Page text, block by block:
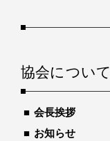
協会について
会長挨拶
お知らせ